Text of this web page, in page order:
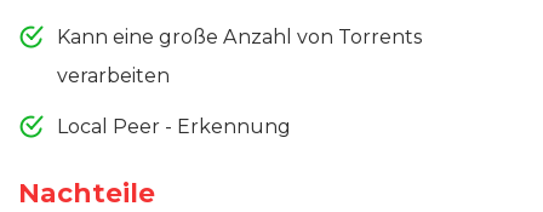
Kann eine große Anzahl von Torrents
verarbeiten
Local Peer - Erkennung
Nachteile